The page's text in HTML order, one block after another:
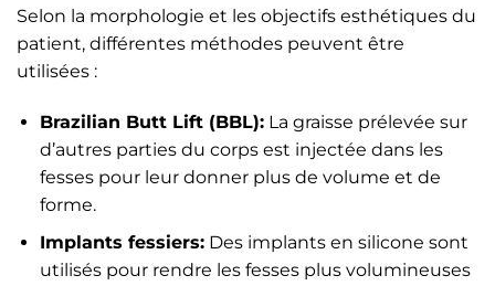
Selon la morphologie et les objectifs esthétiques du
patient, différentes méthodes peuvent être
utilisées :
Brazilian Butt Lift (BBL):La graisse prélevée sur
d’autres parties du corps est injectée dans les
fesses pour leur donner plus de volume et de
forme.
Implants fessiers:Des implants en silicone sont
utilisés pour rendre les fesses plus volumineuses